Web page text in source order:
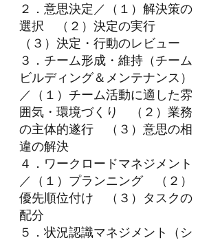
２．意思決定／（１）解決策の
選択　（２）決定の実行
（３）決定・行動のレビュー
３．チーム形成・維持（チーム
ビルディング＆メンテナンス）
／（１）チーム活動に適した雰
囲気・環境づくり　（２）業務
の主体的遂行　（３）意思の相
違の解決
４．ワークロードマネジメント
／（１）プランニング　（２）
優先順位付け　（３）タスクの
配分
５．状況認識マネジメント（シ